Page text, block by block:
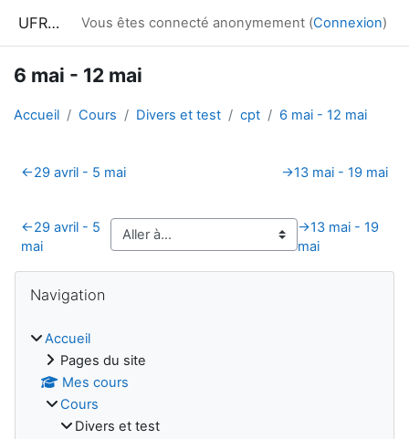
UFRIM²AG : Moodle Vous êtes connecté anonymement (Connexion)
6 mai - 12 mai
Accueil Cours Divers et test cpt 6 mai - 12 mai
Résumé de section
←29 avril - 5 mai →13 mai - 19 mai
←29 avril - 5
mai
→13 mai - 19
mai
Navigation
Accueil
Pages du site
Mes cours
Cours
Divers et test